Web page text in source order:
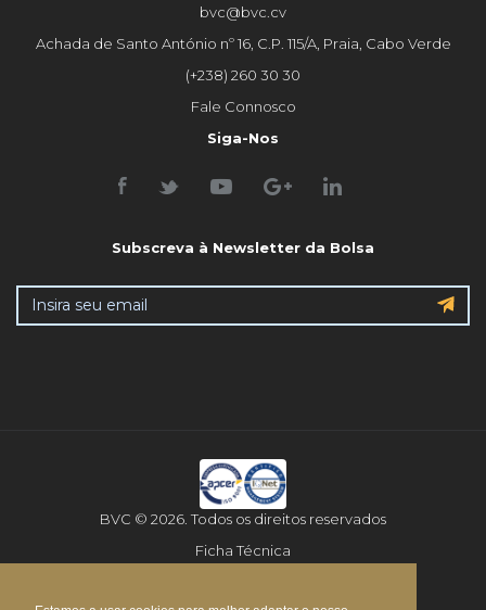
bvc@bvc.cv
Achada de Santo António nº 16, C.P. 115/A, Praia, Cabo Verde
(+238) 260 30 30
Fale Connosco
Siga-Nos
Subscreva à Newsletter da Bolsa
BVC © 2026. Todos os direitos reservados
Ficha Técnica